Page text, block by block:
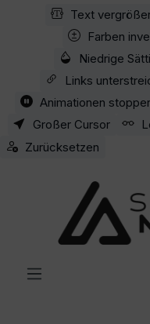
Zum Hauptinhalt
Text
Farben
Niedrige
Links
Animationen
Großer Cursor
Zurücksetzen